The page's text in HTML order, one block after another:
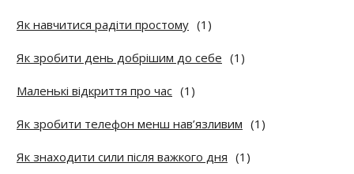
Як навчитися радіти простому (1)
Як зробити день добрішим до себе (1)
Маленькі відкриття про час (1)
Як зробити телефон менш нав’язливим (1)
Як знаходити сили після важкого дня (1)